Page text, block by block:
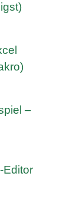
–
Editor